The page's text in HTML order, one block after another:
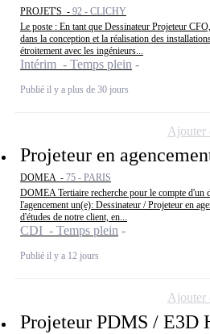
PROJET'S - 92 - CLICHY
Le poste : En tant que Dessinateur Projeteur
dans la conception et la réalisation des
étroitement avec les ingénieurs...
Intérim - Temps plein
Publié il y a plus de 30 jours
Projeteur en
DOMEA - 75 - PARIS
DOMEA Tertiaire recherche pour le compte d'un
l'agencement un(e): Dessinateur / Projeteur en
d'études de notre client, en...
CDI - Temps plein
Publié il y a 12 jours
Ajouter
Projeteur PDMS / E3D
Ajouter